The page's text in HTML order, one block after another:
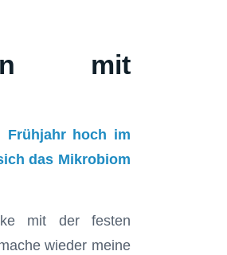
mit
Frühjahr hoch im
das Mikrobiom
mit der festen
wieder meine